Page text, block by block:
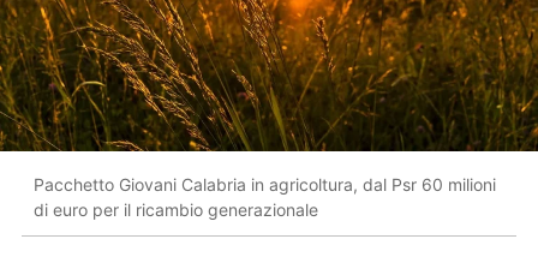
Pacchetto Giovani Calabria in agricoltura, dal Psr 60 milioni
di euro per il ricambio generazionale